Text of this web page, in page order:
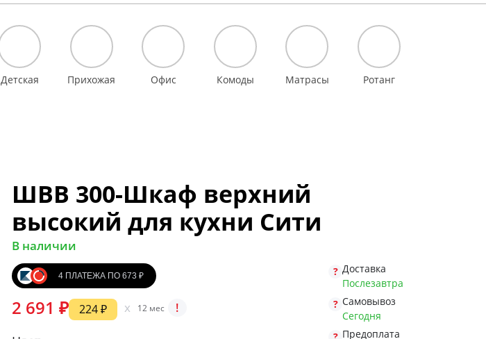
Детская Прихожая Офис Комоды Матрасы Ротанг
ШВВ 300-Шкаф верхний
высокий для кухни Сити
В наличии
4 ПЛАТЕЖА ПО 673 ₽
2 691 ₽ 224 ₽ x 12 мес !
Доставка
Послезавтра
Самовывоз
Сегодня
Предоплата